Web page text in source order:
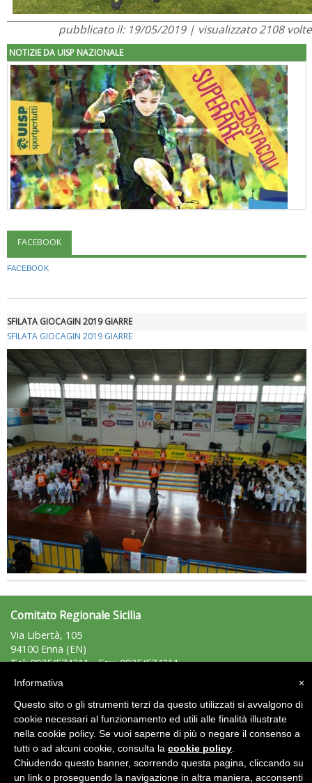
pubblicato il: 19/05/2019 | visualizzato 2108 volte
NOTIZIE DA UISP NAZIONALE
"Superare gli ostacoli": la relazione di Tiziano Pesce al CN Uisp
Luglio 2026: "Pensando con i piedi, si possono fare le
rivoluzioni"
Tiziano Pesce a Radio InBlu2000 traccia il bilancio della stagione
FACEBOOK
FACEBOOK
SFILATA GIOCAGIN 2019 GIARRE
SFILATA GIOCAGIN 2019 GIARRE
Comitato Regionale Sicilia
Via Libertà, 105
94100 Enna (EN)
Tel: 0935/574211 - Fax: 0935/574211
e-mail:sicilia@uisp.it
Area Riservata 2.0
×
Informativa
Questo sito o gli strumenti terzi da questo utilizzati si avvalgono di
cookie necessari al funzionamento ed utili alle finalità illustrate
nella cookie policy. Se vuoi saperne di più o negare il consenso a
tutti o ad alcuni cookie, consulta la cookie policy
Chiudendo questo banner, scorrendo questa pagina, cliccando su
un link o proseguendo la navigazione in altra maniera, acconsenti